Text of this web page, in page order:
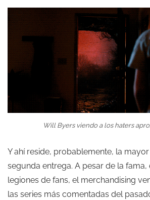
Will Byers viendo a los haters
Y ahí reside, probablemente, la
segunda entrega. A pesar de la fama,
legiones de fans, el merchandising
las series más comentadas del